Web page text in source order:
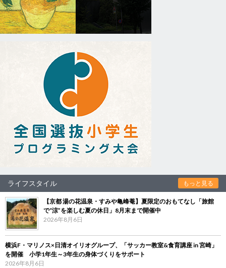
ライフスタイル もっと見る
【京都 湯の花温泉・すみや亀峰菴】夏限定のおもてなし「旅館
で“涼”を楽しむ夏の休日」8月末まで開催中
2026年8月6日
横浜F・マリノス×日清オイリオグループ、「サッカー教室&食育講座 in 宮崎」
を開催 小学1年生～3年生の身体づくりをサポート
2026年8月6日